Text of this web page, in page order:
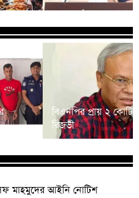
বিএনপির প্রায় ২ কোটি
রিজভী
মাহমুদের আইনি নোটিশ